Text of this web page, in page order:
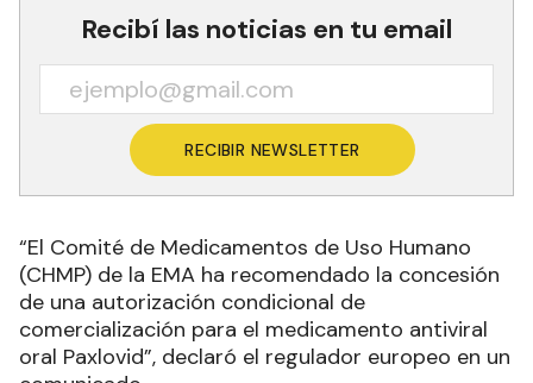
Recibí las noticias en tu email
RECIBIR NEWSLETTER
“El Comité de Medicamentos de Uso Humano
(CHMP) de la EMA ha recomendado la concesión
de una autorización condicional de
comercialización para el medicamento antiviral
oral Paxlovid”, declaró el regulador europeo en un